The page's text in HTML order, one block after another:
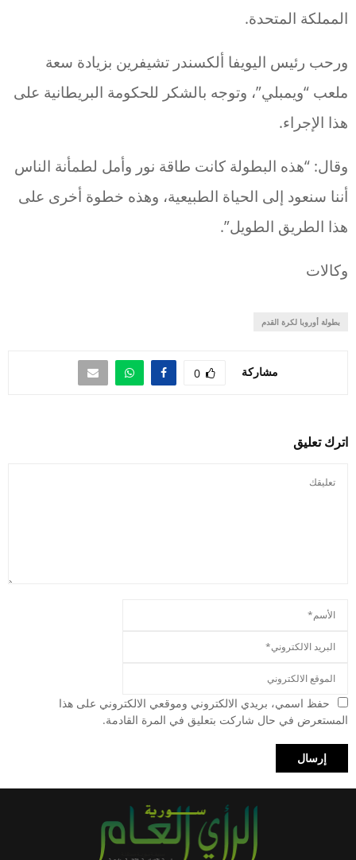
المملكة المتحدة.
ورحب رئيس اليويفا ألكسندر تشيفرين بزيادة سعة
ملعب “ويمبلي”، وتوجه بالشكر للحكومة البريطانية على
هذا الإجراء.
وقال: “هذه البطولة كانت طاقة نور وأمل لطمأنة الناس
أننا سنعود إلى الحياة الطبيعية، وهذه خطوة أخرى على
هذا الطريق الطويل”.
وكالات
بطولة أوروبا لكرة القدم
مشاركة 0
اترك تعليق
حفظ اسمي، بريدي الالكتروني وموقعي الالكتروني على هذا
المستعرض في حال شاركت بتعليق في المرة القادمة.